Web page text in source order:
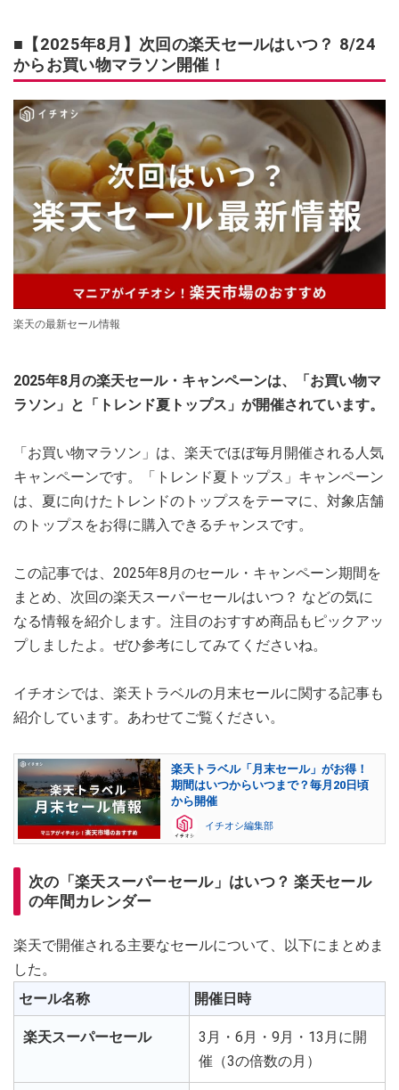
■【2025年8月】次回の楽天セールはいつ？ 8/24
からお買い物マラソン開催！
楽天の最新セール情報
2025年8月の楽天セール・キャンペーンは、「お買い物マ
ラソン」と「トレンド夏トップス」が開催されています。
「お買い物マラソン」は、楽天でほぼ毎月開催される人気
キャンペーンです。「トレンド夏トップス」キャンペーン
は、夏に向けたトレンドのトップスをテーマに、対象店舗
のトップスをお得に購入できるチャンスです。
この記事では、2025年8月のセール・キャンペーン期間を
まとめ、次回の楽天スーパーセールはいつ？ などの気に
なる情報を紹介します。注目のおすすめ商品もピックアッ
プしましたよ。ぜひ参考にしてみてくださいね。
イチオシでは、楽天トラベルの月末セールに関する記事も
紹介しています。あわせてご覧ください。
楽天トラベル「月末セール」がお得！
期間はいつからいつまで？毎月20日頃
から開催
イチオシ編集部
次の「楽天スーパーセール」はいつ？ 楽天セール
の年間カレンダー
楽天で開催される主要なセールについて、以下にまとめま
した。
セール名称
開催日時
楽天スーパーセール
3月・6月・9月・13月に開
催（3の倍数の月）